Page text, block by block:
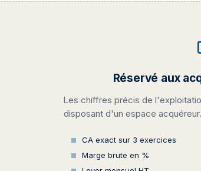
Réservé aux
Les chiffres précis de
disposant d'un espace
CA exact sur 3 exercices
Marge brute en %